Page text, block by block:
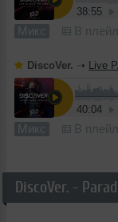
38:55
Микс В
DiscoVer. ➝ Live
40:04
Микс В
DiscoVer. -